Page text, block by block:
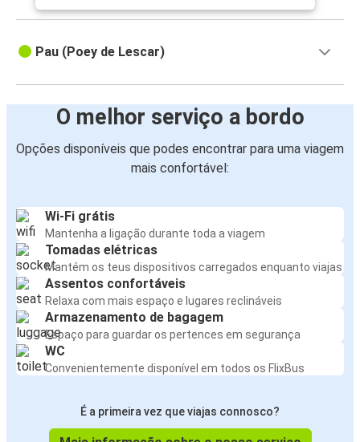
Pau (Poey de Lescar)
O melhor serviço a bordo
Opções disponíveis que podes encontrar para uma viagem
mais confortável:
Wi-Fi grátis
Mantenha a ligação durante toda a viagem
Tomadas elétricas
Mantém os teus dispositivos carregados enquanto viajas
Assentos confortáveis
Relaxa com mais espaço e lugares reclináveis
Armazenamento de bagagem
Espaço para guardar os pertences em segurança
WC
Convenientemente disponível em todos os FlixBus
É a primeira vez que viajas connosco?